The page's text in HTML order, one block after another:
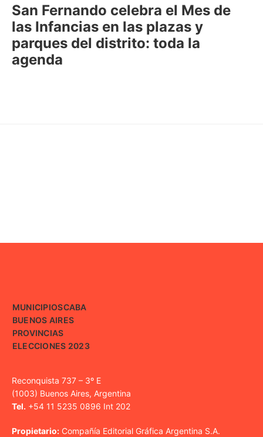
San Fernando celebra el Mes de
las Infancias en las plazas y
parques del distrito: toda la
agenda
MUNICIPIOSCABA
BUENOS AIRES
PROVINCIAS
ELECCIONES 2023
Reconquista 737 – 3º E
(1003) Buenos Aires, Argentina
Tel. +54 11 5235 0896 Int 202
Propietario: Compañía Editorial Gráfica Argentina S.A.